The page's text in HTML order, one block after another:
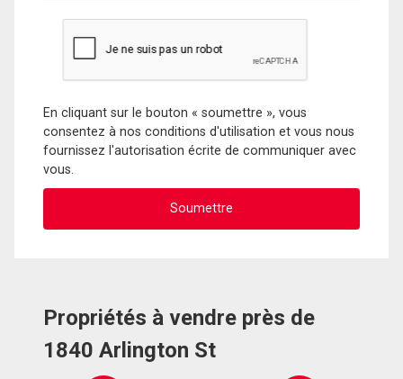
En cliquant sur le bouton « soumettre », vous
consentez à nos conditions d'utilisation et vous nous
fournissez l'autorisation écrite de communiquer avec
vous.
Propriétés à vendre près de
1840 Arlington St